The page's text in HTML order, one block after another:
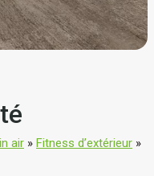
air » Fitness d’extérieur »